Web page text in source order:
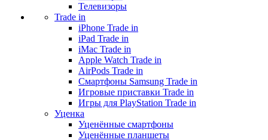
Телевизоры
Trade in
iPhone Trade in
iPad Trade in
iMac Trade in
Apple Watch Trade in
AirPods Trade in
Смартфоны Samsung Trade in
Игровые приставки Trade in
Игры для PlayStation Trade in
Уценка
Уценённые смартфоны
Уценённые планшеты